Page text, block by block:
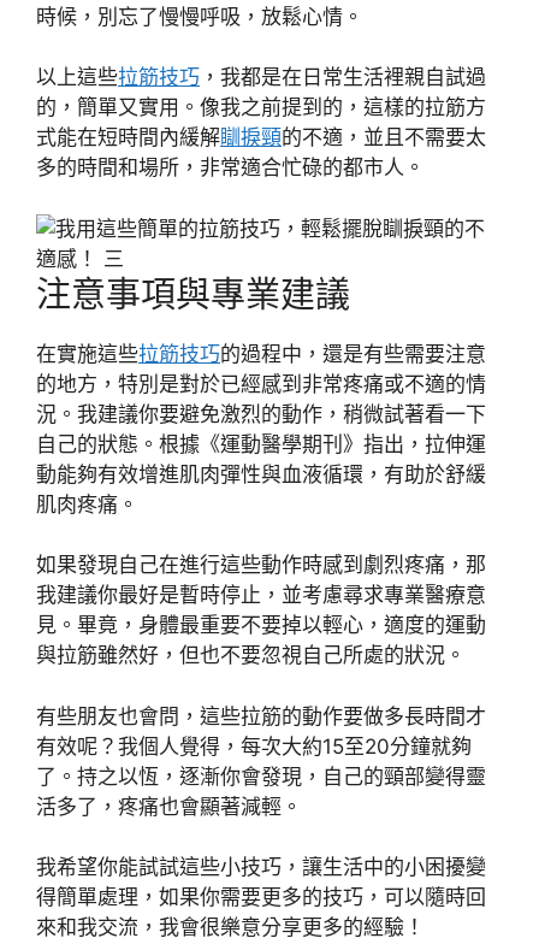
時候，別忘了慢慢呼吸，放鬆心情。
以上這些拉筋技巧 ，我都是在日常生活裡親自試過
的，簡單又實用。像我之前提到的，這樣的拉筋方
式能在短時間內緩解瞓捩頸的不適，並且不需要太
多的時間和場所，非常適合忙碌的都市人。
注意事項與專業建議
在實施這些拉筋技巧的過程中，還是有些需要注意
的地方，特別是對於已經感到非常疼痛或不適的情
況。我建議你要避免激烈的動作，稍微試著看一下
自己的狀態。根據《運動醫學期刊》指出，拉伸運
動能夠有效增進肌肉彈性與血液循環，有助於舒緩
肌肉疼痛。
如果發現自己在進行這些動作時感到劇烈疼痛，那
我建議你最好是暫時停止，並考慮尋求專業醫療意
見。畢竟，身體最重要不要掉以輕心，適度的運動
與拉筋雖然好，但也不要忽視自己所處的狀況。
有些朋友也會問，這些拉筋的動作要做多長時間才
有效呢？我個人覺得，每次大約15至20分鐘就夠
了。持之以恆，逐漸你會發現，自己的頸部變得靈
活多了，疼痛也會顯著減輕。
我希望你能試試這些小技巧，讓生活中的小困擾變
得簡單處理，如果你需要更多的技巧，可以隨時回
來和我交流，我會很樂意分享更多的經驗！